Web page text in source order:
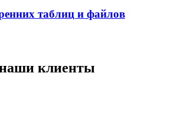
таблиц и файлов
клиенты